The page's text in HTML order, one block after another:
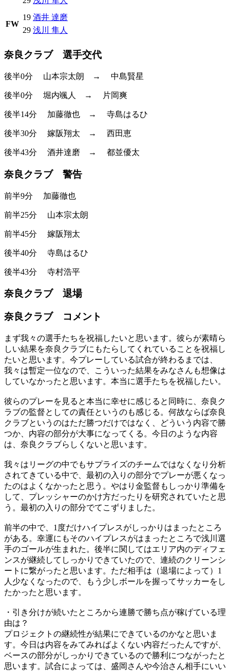
FW
19 酒井 達磨
29 浅川 隼人
奈良クラブ 選手交代
後半0分 山本宗太朗 → 中島賢星
後半0分 堀内颯人 → 片岡爽
後半14分 加藤徹也 → 寺島はるひ
後半30分 嫁阪翔太 → 西田恵
後半43分 酒井達磨 → 都並優太
奈良クラブ 警告
前半9分 加藤徹也
前半25分 山本宗太朗
前半45分 嫁阪翔太
後半40分 寺島はるひ
後半43分 寺村浩平
奈良クラブ 退場
奈良クラブ コメント
まず我々の選手たちを祝福したいと思います。彼らが素晴ら
しい結果を奈良クラブにもたらしてくれていることを祝福し
たいと思います。今プレーしている試合が終わるまでは、
我々は暫定一位なので、こういった結果をみなさんも想像は
していなかったと思います。本当に選手たちを祝福したい。
彼らのプレーを見ると本当に幸せに感じると同時に、奈良ク
ラブの監督としての責任というのも感じる。何故ならば奈良
クラブというのはただ勝つだけではなく、どういう内容で勝
つか、内容の部分が大事になってくる。今日のような内容
は、奈良クラブらしくないと思います。
我々はリーグの中でもサプライズのチームではなくなり分析
されてきている中で、最初の入りの部分でプレーが悪くなっ
たのはよくなかったと思う。やはり金監督もしっかり準備を
して、プレッシャーのかけ方だったりを研究されていたと思
う。最初の入りの部分でてこずりました。
前半の中で、1度だけハイプレスがしっかりはまったところ
がある。幸運にもそのハイプレスがはまったところで浅川選
手のゴールが生まれた。後半に関してはエリア内のディフェ
ンスが継続してしっかりできていたので、連続のクリーンシ
ートに繋がったと思います。ただ相手は（退場によって）1
人少なくなったので、もう少しボールを握ってサッカーをし
たかったと思います。
・引き分けが続いたところから連勝で勝ち点が稼げている理
由は？
プロジェクトの継続性が結果にできているのかなと思いま
す。今日は内容をみてみればよくない内容だったんですが、
ベースの部分がしっかりできているので勝利につながったと
思います。試合によっては、盛岡さんや今治さん相手にいい